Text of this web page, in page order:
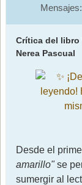
Mensajes:
Crítica del libro
Nerea Pascual
Desde el
amarillo"se
sumergir al